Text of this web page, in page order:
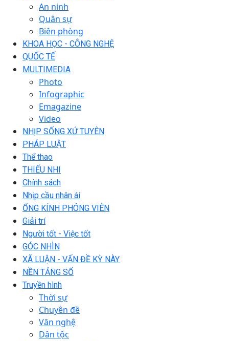
An ninh
Quân sự
Biên phòng
KHOA HỌC - CÔNG NGHỆ
QUỐC TẾ
MULTIMEDIA
Photo
Infographic
Emagazine
Video
NHỊP SỐNG XỨ TUYÊN
PHÁP LUẬT
Thể thao
THIẾU NHI
Chính sách
Nhịp cầu nhân ái
ỐNG KÍNH PHÓNG VIÊN
Giải trí
Người tốt - Việc tốt
GÓC NHÌN
XÃ LUẬN - VẤN ĐỀ KỲ NÀY
NỀN TẢNG SỐ
Truyền hình
Thời sự
Chuyên đề
Văn nghệ
Dân tộc